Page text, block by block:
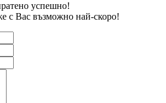
успешно!
с Вас възможно най-скоро!